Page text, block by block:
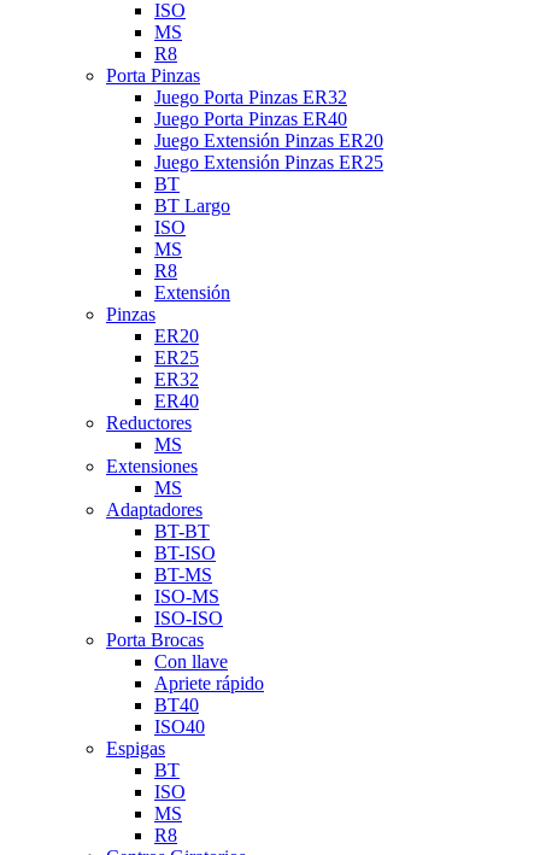
ISO
MS
R8
Porta Pinzas
Juego Porta Pinzas ER32
Juego Porta Pinzas ER40
Juego Extensión Pinzas ER20
Juego Extensión Pinzas ER25
BT
BT Largo
ISO
MS
R8
Extensión
Pinzas
ER20
ER25
ER32
ER40
Reductores
MS
Extensiones
MS
Adaptadores
BT-BT
BT-ISO
BT-MS
ISO-MS
ISO-ISO
Porta Brocas
Con llave
Apriete rápido
BT40
ISO40
Espigas
BT
ISO
MS
R8